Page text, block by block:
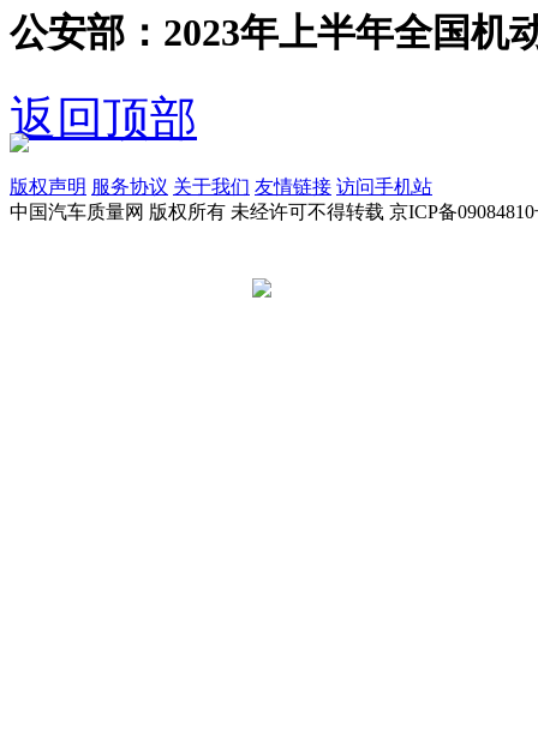
公安部：2023年上半年全国机
返回顶部
版权声明 服务协议 关于我们 友情链接 访问手机站
中国汽车质量网 版权所有 未经许可不得转载 京ICP备09084810